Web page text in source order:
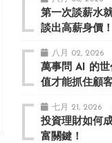
第一次談薪水
談出高薪身價！
八月 02, 2026
萬事問 AI 的
值才能抓住顧
七月 21, 2026
投資理財如何
富關鍵！